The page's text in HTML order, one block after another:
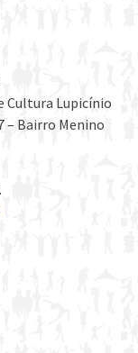
Cultura Lupicínio
– Bairro Menino